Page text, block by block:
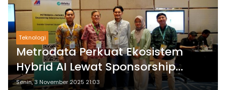
Teknologi
Metrodata Perkuat Ekosistem
Hybrid AI Lewat Sponsorship
Dataiku Summit 2025
Senin, 3 November 2025 21:03